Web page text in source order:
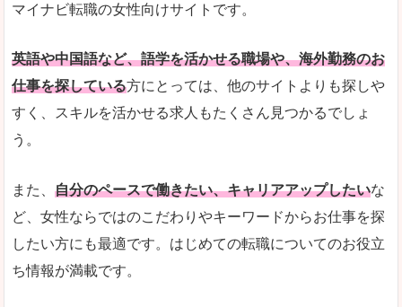
はじめての転職や、転職活動において不安や心配
自分でうまく仕事を探せなくても、会員登録をす
人気度 「エン転職」全体として、会員数がとても多い印
多少検索しづらいのですが、掲載情報はパッと目
「エン転職ウーマン」で「桐生市」の
マイナビ転職の女性向けサイトです。
英語や中国語など、語学を活かせる職場や、海外勤務のお
仕事を探している方にとっては、他のサイトよりも探しや
すく、スキルを活かせる求人もたくさん見つかるでしょ
う。
また、 自分のペースで働きたい、キャリアアップしたいな
ど、女性ならではのこだわりやキーワードからお仕事を探
したい方にも最適です。はじめての転職についてのお役立
ち情報が満載です。